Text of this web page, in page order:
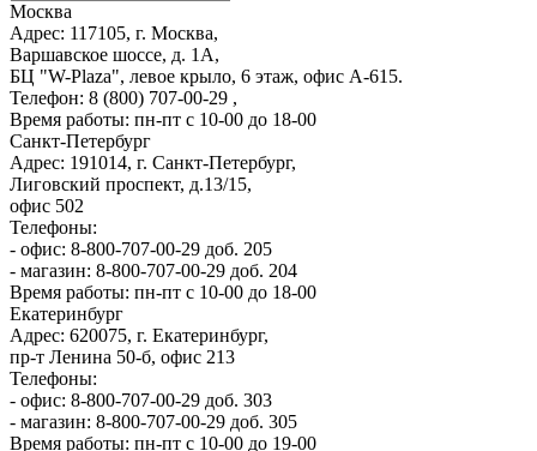
Москва
Адрес: 117105, г. Москва,
Варшавское шоссе, д. 1А,
БЦ "W-Plaza", левое крыло, 6 этаж, офис А-615.
Телефон: 8 (800) 707-00-29 ,
Время работы: пн-пт с 10-00 до 18-00
Санкт-Петербург
Адрес: 191014, г. Санкт-Петербург,
Лиговский проспект, д.13/15,
офис 502
Телефоны:
- офис: 8-800-707-00-29 доб. 205
- магазин: 8-800-707-00-29 доб. 204
Время работы: пн-пт с 10-00 до 18-00
Екатеринбург
Адрес: 620075, г. Екатеринбург,
пр-т Ленина 50-б, офис 213
Телефоны:
- офис: 8-800-707-00-29 доб. 303
- магазин: 8-800-707-00-29 доб. 305
Время работы: пн-пт с 10-00 до 19-00